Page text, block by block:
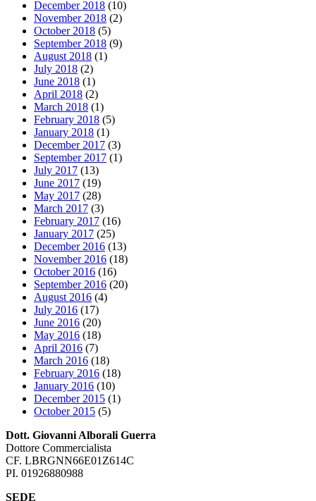
December 2018 (10)
November 2018 (2)
October 2018 (5)
September 2018 (9)
August 2018 (1)
July 2018 (2)
June 2018 (1)
April 2018 (2)
March 2018 (1)
February 2018 (5)
January 2018 (1)
December 2017 (3)
September 2017 (1)
July 2017 (13)
June 2017 (19)
May 2017 (28)
March 2017 (3)
February 2017 (16)
January 2017 (25)
December 2016 (13)
November 2016 (18)
October 2016 (16)
September 2016 (20)
August 2016 (4)
July 2016 (17)
June 2016 (20)
May 2016 (18)
April 2016 (7)
March 2016 (18)
February 2016 (18)
January 2016 (10)
December 2015 (1)
October 2015 (5)
Dott. Giovanni Alborali Guerra
Dottore Commercialista
CF. LBRGNN66E01Z614C
PI. 01926880988
SEDE